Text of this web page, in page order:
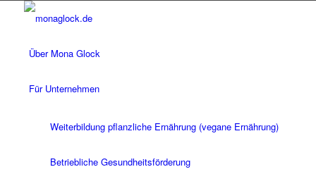
Über Mona Glock
Für Unternehmen
Weiterbildung pflanzliche Ernährung (vegane Ernährung)
Betriebliche Gesundheitsförderung